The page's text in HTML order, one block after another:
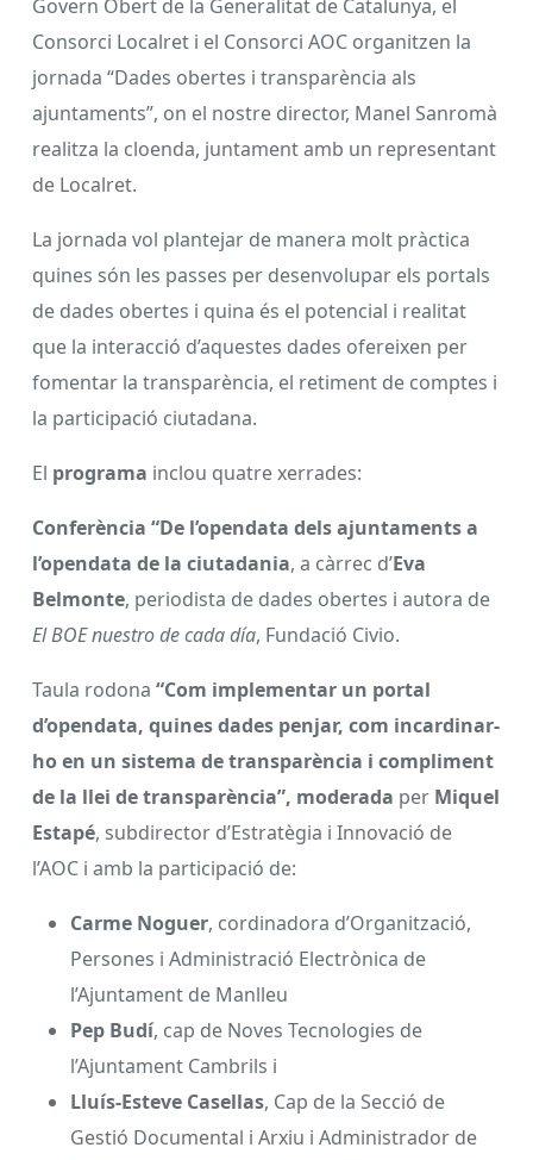
Govern Obert de la Generalitat de Catalunya, el
Consorci Localret i el Consorci AOC organitzen la
jornada “Dades obertes i transparència als
ajuntaments”, on el nostre director, Manel Sanromà
realitza la cloenda, juntament amb un representant
de Localret.
La jornada vol plantejar de manera molt pràctica
quines són les passes per desenvolupar els portals
de dades obertes i quina és el potencial i realitat
que la interacció d’aquestes dades ofereixen per
fomentar la transparència, el retiment de comptes i
la participació ciutadana.
El programa inclou quatre xerrades:
Conferència “De l’opendata dels ajuntaments a
l’opendata de la ciutadania, a càrrec d’Eva
Belmonte, periodista de dades obertes i autora de
El BOE nuestro de cada día, Fundació Civio.
Taula rodona “Com implementar un portal
d’opendata, quines dades penjar, com incardinar-
ho en un sistema de transparència i compliment
de la llei de transparència”, moderada per Miquel
Estapé, subdirector d’Estratègia i Innovació de
l’AOC i amb la participació de:
Carme Noguer, cordinadora d’Organització,
Persones i Administració Electrònica de
l’Ajuntament de Manlleu
Pep Budí, cap de Noves Tecnologies de
l’Ajuntament Cambrils i
Lluís-Esteve Casellas, Cap de la Secció de
Gestió Documental i Arxiu i Administrador de